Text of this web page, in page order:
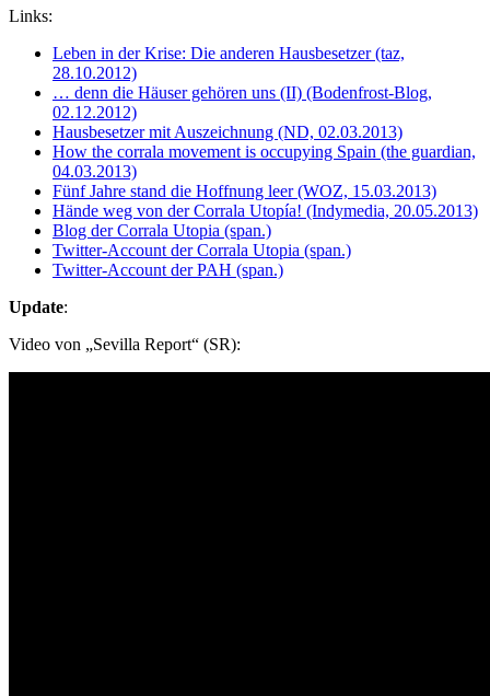
Links:
Leben in der Krise: Die anderen Hausbesetzer (taz,
28.10.2012)
… denn die Häuser gehören uns (II) (Bodenfrost-Blog,
02.12.2012)
Hausbesetzer mit Auszeichnung (ND, 02.03.2013)
How the corrala movement is occupying Spain (the guardian,
04.03.2013)
Fünf Jahre stand die Hoffnung leer (WOZ, 15.03.2013)
Hände weg von der Corrala Utopía! (Indymedia, 20.05.2013)
Blog der Corrala Utopia (span.)
Twitter-Account der Corrala Utopia (span.)
Twitter-Account der PAH (span.)
Update:
Video von „Sevilla Report“ (SR):